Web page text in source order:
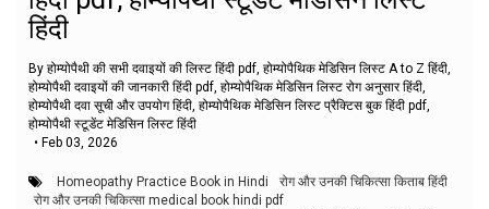
हिंदी
By होम्योपैथी की सभी दवाइयों की लिस्ट हिंदी pdf, होम्योपैथिक मेडिसिन लिस्ट A to Z हिंदी,
होम्योपैथी दवाइयों की जानकारी हिंदी pdf, होम्योपैथिक मेडिसिन लिस्ट रोग अनुसार हिंदी,
होम्योपैथी दवा सूची और उपयोग हिंदी, होम्योपैथिक मेडिसिन लिस्ट प्रैक्टिस बुक हिंदी pdf,
होम्योपैथी स्टूडेंट मेडिसिन लिस्ट हिंदी
• Feb 03, 2026
Homeopathy Practice Book in Hindi
रोग और उनकी चिकित्सा किताब हिंदी
रोग और उनकी चिकित्सा medical book hindi pdf